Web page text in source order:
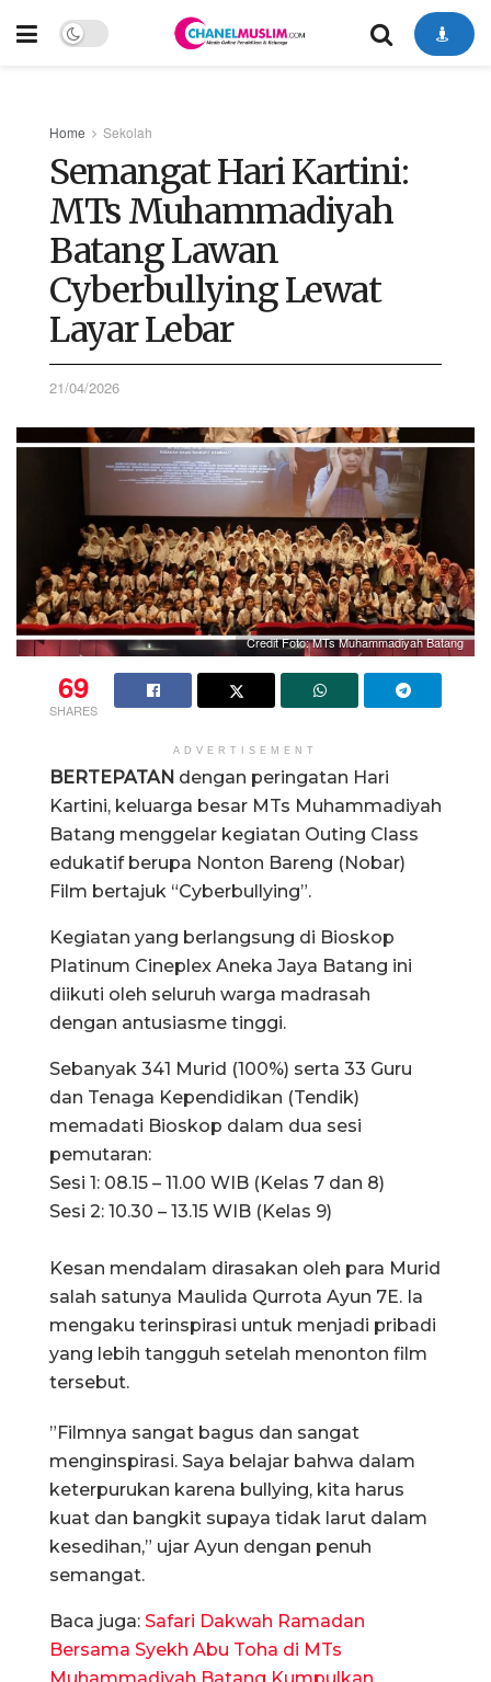
Home Sekolah
Semangat Hari Kartini:
MTs Muhammadiyah
Batang Lawan
Cyberbullying Lewat
Layar Lebar
21/04/2026
Credit Foto: MTs Muhammadiyah Batang
69
SHARES
ADVERTISEMENT
BERTEPATAN dengan peringatan Hari
Kartini, keluarga besar MTs Muhammadiyah
Batang menggelar kegiatan Outing Class
edukatif berupa Nonton Bareng (Nobar)
Film bertajuk “Cyberbullying”.
Kegiatan yang berlangsung di Bioskop
Platinum Cineplex Aneka Jaya Batang ini
diikuti oleh seluruh warga madrasah
dengan antusiasme tinggi.
Sebanyak 341 Murid (100%) serta 33 Guru
dan Tenaga Kependidikan (Tendik)
memadati Bioskop dalam dua sesi
pemutaran:
​Sesi 1: 08.15 – 11.00 WIB (Kelas 7 dan 8)
​Sesi 2: 10.30 – 13.15 WIB (Kelas 9)
​Kesan mendalam dirasakan oleh para Murid
salah satunya Maulida Qurrota Ayun 7E. Ia
mengaku terinspirasi untuk menjadi pribadi
yang lebih tangguh setelah menonton film
tersebut.
​”Filmnya sangat bagus dan sangat
menginspirasi. Saya belajar bahwa dalam
keterpurukan karena bullying, kita harus
kuat dan bangkit supaya tidak larut dalam
kesedihan,” ujar Ayun dengan penuh
semangat.
Baca juga: Safari Dakwah Ramadan
Bersama Syekh Abu Toha di MTs